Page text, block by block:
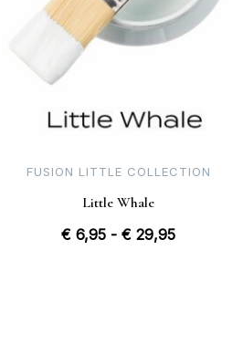
FUSION LITTLE COLLECTION
Little Whale
€ 6,95 - € 29,95Prijsklasse: